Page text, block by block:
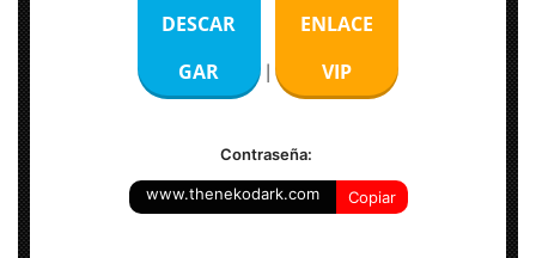
DESCAR
GAR
ENLACE
VIP
Contraseña:
www.thenekodark.com Copiar